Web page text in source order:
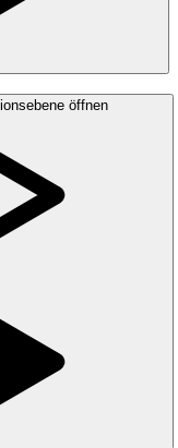
öffnen